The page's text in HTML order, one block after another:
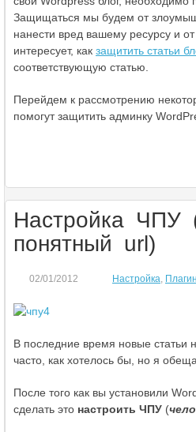
Защищаться мы будем от
нанести вред вашему ресурсу и
интересует, как защитить статьи
соответствующую статью.
Перейдем к рассмотрению
помогут защитить админку
Настройка ЧПУ
понятный url)
02/01/2012 Настройка,
В последние время новые статьи
часто, как хотелось бы, но я
После того как вы установили
сделать это настроить ЧПУ (